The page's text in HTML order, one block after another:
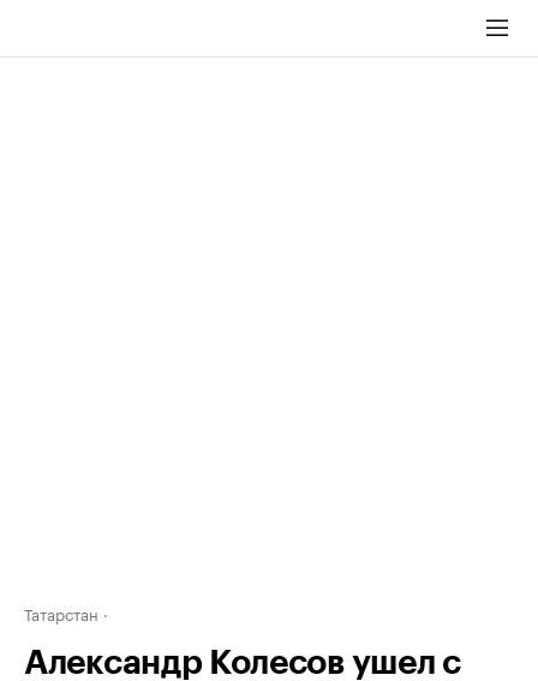
Татарстан
Александр Колесов ушел с